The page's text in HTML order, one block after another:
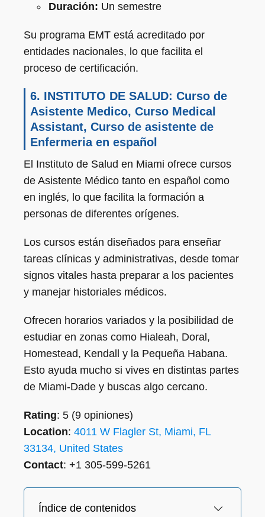
Duración: Un semestre
Su programa EMT está acreditado por
entidades nacionales, lo que facilita el
proceso de certificación.
6. INSTITUTO DE SALUD: Curso de
Asistente Medico, Curso Medical
Assistant, Curso de asistente de
Enfermeria en español
El Instituto de Salud en Miami ofrece cursos
de Asistente Médico tanto en español como
en inglés, lo que facilita la formación a
personas de diferentes orígenes.
Los cursos están diseñados para enseñar
tareas clínicas y administrativas, desde tomar
signos vitales hasta preparar a los pacientes
y manejar historiales médicos.
Ofrecen horarios variados y la posibilidad de
estudiar en zonas como Hialeah, Doral,
Homestead, Kendall y la Pequeña Habana.
Esto ayuda mucho si vives en distintas partes
de Miami-Dade y buscas algo cercano.
Rating: 5 (9 opiniones)
Location: 4011 W Flagler St, Miami, FL
33134, United States
Contact: +1 305-599-5261
Índice de contenidos